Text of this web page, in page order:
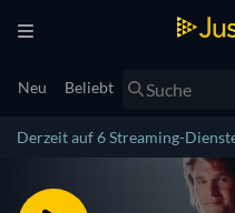
Neu Beliebt
Derzeit auf 6 Streaming-